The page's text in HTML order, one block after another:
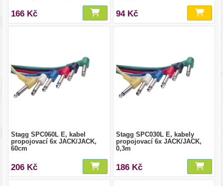
166 Kč 94 Kč
Stagg SPC060L E, kabel
propojovací 6x JACK/JACK,
60cm
206 Kč
Stagg SPC030L E, kabely
propojovací 6x JACK/JACK,
0,3m
186 Kč